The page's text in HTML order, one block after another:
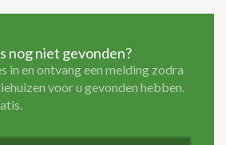
nog niet gevonden?
in en ontvang een melding zodra
voor u gevonden hebben.